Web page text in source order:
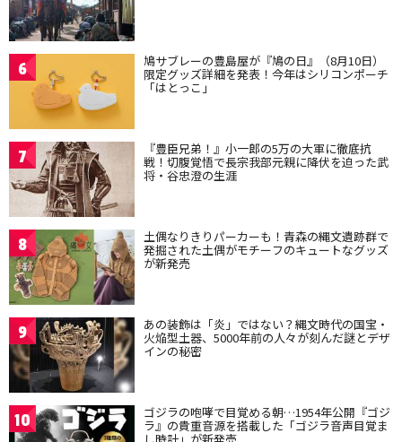
6 鳩サブレーの豊島屋が『鳩の日』（8月10日）
限定グッズ詳細を発表！今年はシリコンポーチ
「はとっこ」
7 『豊臣兄弟！』小一郎の5万の大軍に徹底抗
戦！切腹覚悟で長宗我部元親に降伏を迫った武
将・谷忠澄の生涯
8 土偶なりきりパーカーも！青森の縄文遺跡群で
発掘された土偶がモチーフのキュートなグッズ
が新発売
9 あの装飾は「炎」ではない？縄文時代の国宝・
火焔型土器、5000年前の人々が刻んだ謎とデザ
インの秘密
10 ゴジラの咆哮で目覚める朝…1954年公開『ゴジ
ラ』の貴重音源を搭載した「ゴジラ音声目覚ま
し時計」が新発売